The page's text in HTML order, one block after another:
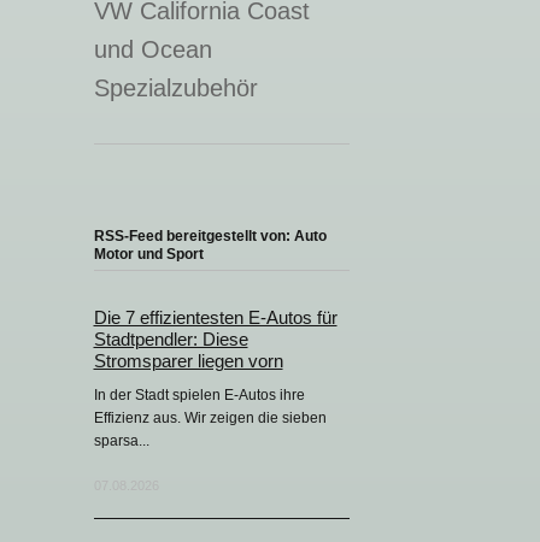
VW California Coast
und Ocean
Spezialzubehör
RSS-Feed bereitgestellt von: Auto
Motor und Sport
Die 7 effizientesten E-Autos für
Stadtpendler: Diese
Stromsparer liegen vorn
In der Stadt spielen E-Autos ihre
Effizienz aus. Wir zeigen die sieben
sparsa...